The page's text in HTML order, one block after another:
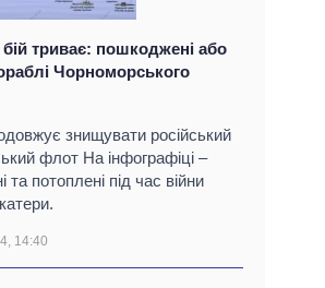
триває: пошкоджені або
Чорноморського
знищувати російський
флот На інфографіці –
та потоплені під час війни
14:40